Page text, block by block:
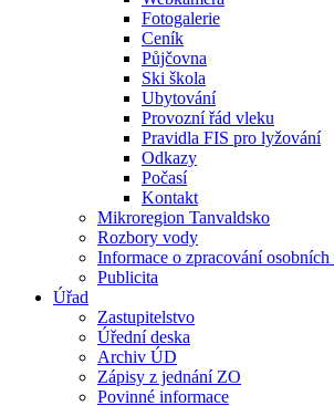
Fotogalerie
Ceník
Půjčovna
Ski škola
Ubytování
Provozní řád vleku
Pravidla FIS pro lyžování
Odkazy
Počasí
Kontakt
Mikroregion Tanvaldsko
Rozbory vody
Informace o zpracování osobních
Publicita
Úřad
Zastupitelstvo
Úřední deska
Archiv ÚD
Zápisy z jednání ZO
Povinné informace